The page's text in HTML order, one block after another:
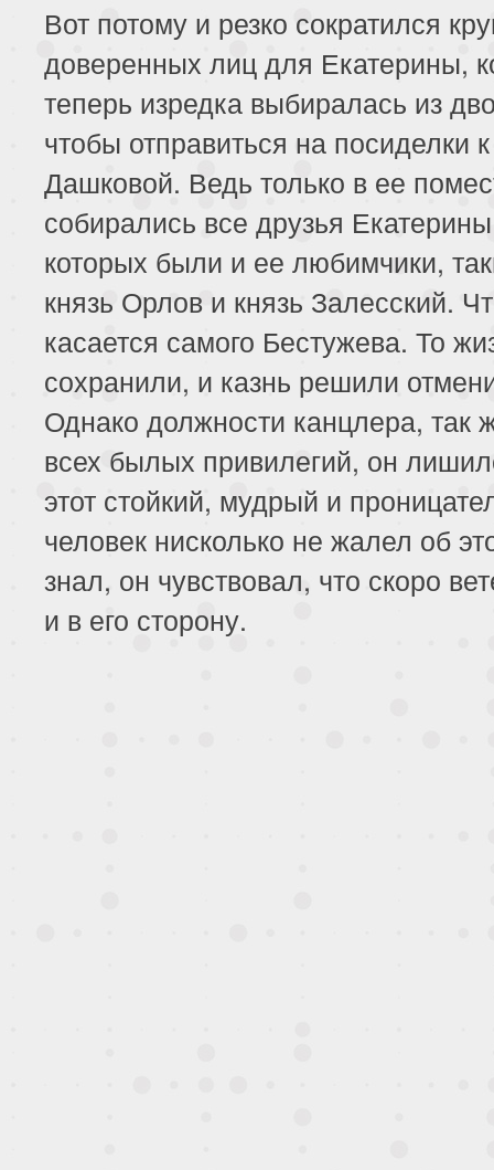
Вот потому и резко сократился
доверенных лиц для Екатерины,
теперь изредка выбиралась из
чтобы отправиться на посиделки
Дашковой. Ведь только в ее
собирались все друзья
которых были и ее любимчики,
князь Орлов и князь Залесский.
касается самого Бестужева. То
сохранили, и казнь решили
Однако должности канцлера, так
всех былых привилегий, он
этот стойкий, мудрый и
человек нисколько не жалел об
знал, он чувствовал, что скоро
и в его сторону.